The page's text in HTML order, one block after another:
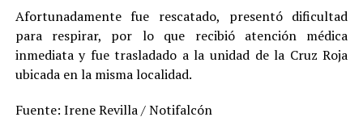
Afortunadamente fue rescatado, presentó dificultad
para respirar, por lo que recibió atención médica
inmediata y fue trasladado a la unidad de la Cruz Roja
ubicada en la misma localidad.
Fuente: Irene Revilla / Notifalcón